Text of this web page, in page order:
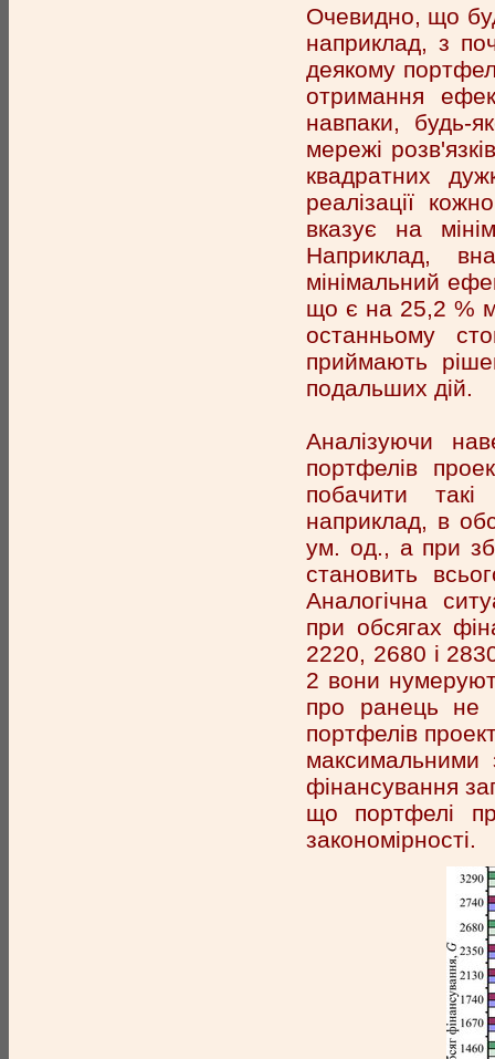
Очевидно, що
наприклад, з
деякому
отримання
навпаки, будь-
мережі
квадратних
реалізації
вказує на
Наприклад,
мінімальний
що є на 25,2 %
останньому
приймають
подальших дій.
Аналізуючи
портфелів
побачити
наприклад, в
ум. од., а при
становить
Аналогічна
при обсягах
2220, 2680 і
2 вони
про ранець не
портфелів
максимальними
фінансування
що портфелі
закономірності.